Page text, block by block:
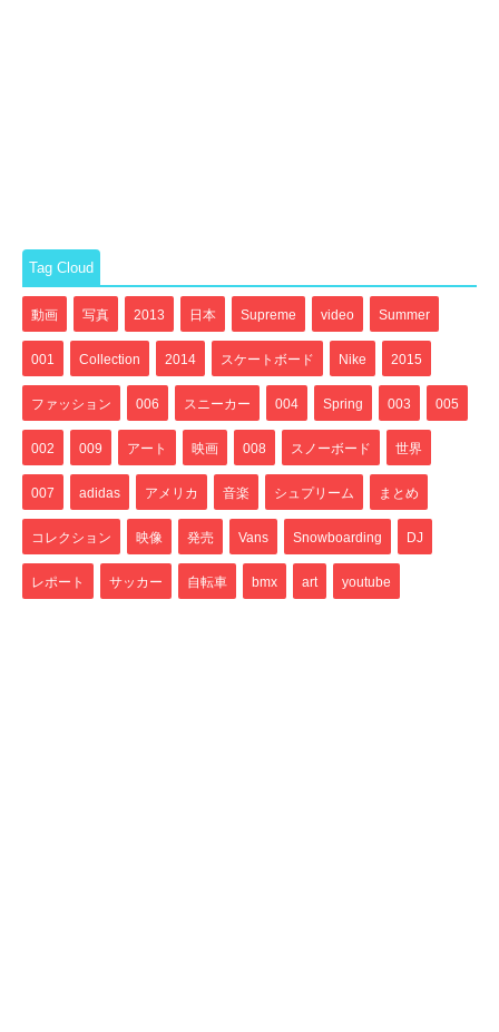
Tag Cloud
動画 写真 2013 日本 Supreme video Summer
001 Collection 2014 スケートボード Nike 2015
ファッション 006 スニーカー 004 Spring 003 005
002 009 アート 映画 008 スノーボード 世界
007 adidas アメリカ 音楽 シュプリーム まとめ
コレクション 映像 発売 Vans Snowboarding DJ
レポート サッカー 自転車 bmx art youtube